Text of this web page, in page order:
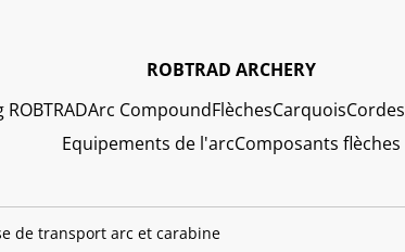
ROBTRAD ARCHERY
Arc CompoundFlèchesCarquoisCordes
Equipements de l'arcComposants flèches
de transport arc et carabine